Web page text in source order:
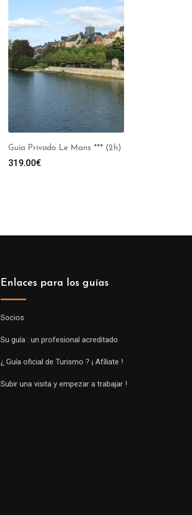
Guía Privado Le Mans *** (2h)
319.00€
Enlaces para los guías
Socios
Su guía : un profesional acreditado
¿ Guía oficial de Turismo ? ¡ Afíliate !
Subir una visita y empezar a trabajar !